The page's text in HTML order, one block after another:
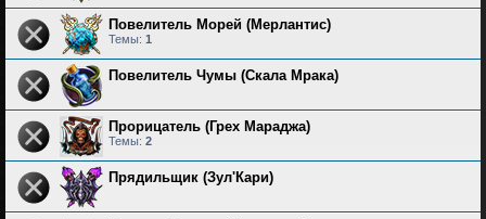
Повелитель Морей (Мерлантис)
Темы: 1
Повелитель Чумы (Скала Мрака)
Прорицатель (Грех Мараджа)
Темы: 2
Прядильщик (Зул'Кари)